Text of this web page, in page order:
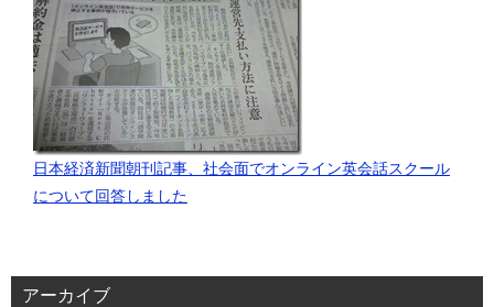
日本経済新聞朝刊記事、社会面でオンライン英会話スクール
について回答しました
アーカイブ